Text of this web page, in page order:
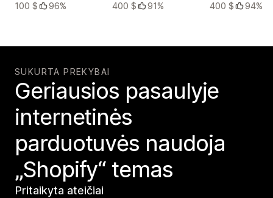
100 $
96%
400 $
91%
400 $
94%
SUKURTA PREKYBAI
Geriausios pasaulyje
internetinės
parduotuvės naudoja
„Shopify“ temas
Pritaikyta ateičiai